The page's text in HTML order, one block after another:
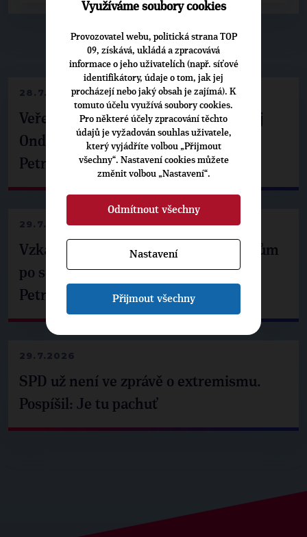
▶ NEPŘEHLÉDNĚTE◀
28.7.2026
Veřejné finance, euro i školství. Matěj
Ondřej Havel jednal s prezidentem
Petrem Pavlem
29.7.2026
Vzkaz Matěje Ondřeje Havla příznivcům
po setkání s prezidentem republiky
Petrem Pavlem
29.7.2026
SPD už není ve zprávě o extremismu.
Pospíšil: Je tu pachuť
Využíváme soubory cookies
Provozovatel webu, politická strana TOP
09, získává, ukládá a zpracovává
informace o jeho uživatelích (např. síťové
identifikátory, údaje o tom, jak jej
procházejí nebo jaký obsah je zajímá). K
tomuto účelu využívá soubory cookies.
Pro některé účely zpracování těchto
údajů je vyžadován souhlas uživatele,
který vyjádříte volbou „Přijmout
všechny“. Nastavení cookies můžete
změnit volbou „Nastavení“.
Odmítnout všechny
Nastavení
Přijmout všechny